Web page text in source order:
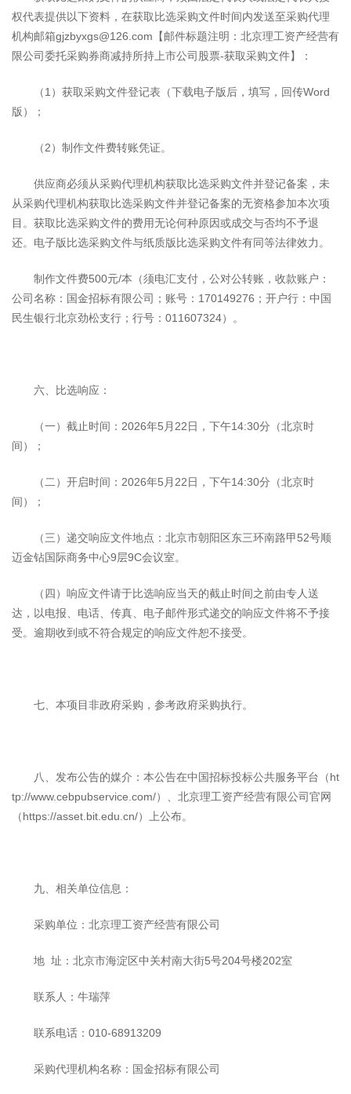
权代表提供以下资料，在获取比选采购文件时间内发送至采购代理
机构邮箱gjzbyxgs@126.com【邮件标题注明：北京理工资产经营有
限公司委托采购券商减持所持上市公司股票-获取采购文件】：
（1）获取采购文件登记表（下载电子版后，填写，回传Word
版）；
（2）制作文件费转账凭证。
供应商必须从采购代理机构获取比选采购文件并登记备案，未
从采购代理机构获取比选采购文件并登记备案的无资格参加本次项
目。获取比选采购文件的费用无论何种原因或成交与否均不予退
还。电子版比选采购文件与纸质版比选采购文件有同等法律效力。
制作文件费500元/本（须电汇支付，公对公转账，收款账户：
公司名称：国金招标有限公司；账号：170149276；开户行：中国
民生银行北京劲松支行；行号：011607324）。
六、比选响应：
（一）截止时间：2026年5月22日，下午14:30分（北京时
间）；
（二）开启时间：2026年5月22日，下午14:30分（北京时
间）；
（三）递交响应文件地点：北京市朝阳区东三环南路甲52号顺
迈金钻国际商务中心9层9C会议室。
（四）响应文件请于比选响应当天的截止时间之前由专人送
达，以电报、电话、传真、电子邮件形式递交的响应文件将不予接
受。逾期收到或不符合规定的响应文件恕不接受。
七、本项目非政府采购，参考政府采购执行。
八、发布公告的媒介：本公告在中国招标投标公共服务平台（ht
tp://www.cebpubservice.com/）、北京理工资产经营有限公司官网
（https://asset.bit.edu.cn/）上公布。
九、相关单位信息：
采购单位：北京理工资产经营有限公司
地 址：北京市海淀区中关村南大街5号204号楼202室
联系人：牛瑞萍
联系电话：010-68913209
采购代理机构名称：国金招标有限公司